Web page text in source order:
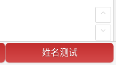
姓名测试